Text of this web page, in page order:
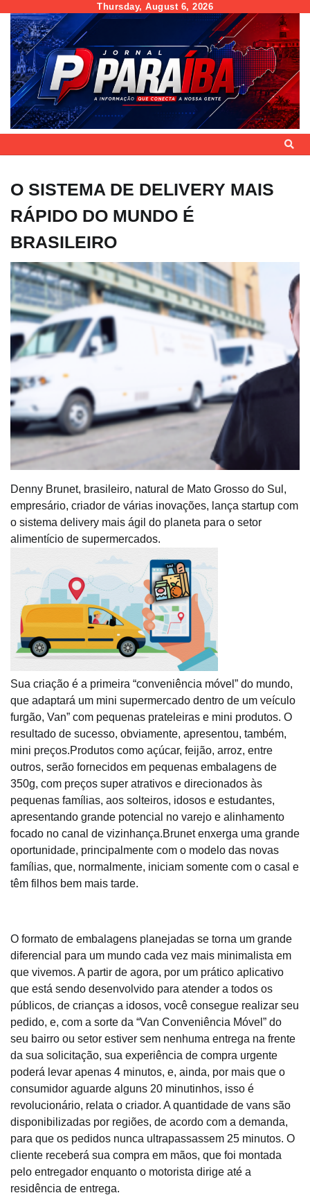
content
Thursday, August 6, 2026
O SISTEMA DE DELIVERY MAIS
RÁPIDO DO MUNDO É
BRASILEIRO
Denny Brunet, brasileiro, natural de Mato Grosso do Sul,
empresário, criador de várias inovações, lança startup com
o sistema delivery mais ágil do planeta para o setor
alimentício de supermercados.
Sua criação é a primeira “conveniência móvel” do mundo,
que adaptará um mini supermercado dentro de um veículo
furgão, Van” com pequenas prateleiras e mini produtos. O
resultado de sucesso, obviamente, apresentou, também,
mini preços.Produtos como açúcar, feijão, arroz, entre
outros, serão fornecidos em pequenas embalagens de
350g, com preços super atrativos e direcionados às
pequenas famílias, aos solteiros, idosos e estudantes,
apresentando grande potencial no varejo e alinhamento
focado no canal de vizinhança.Brunet enxerga uma grande
oportunidade, principalmente com o modelo das novas
famílias, que, normalmente, iniciam somente com o casal e
têm filhos bem mais tarde.
O formato de embalagens planejadas se torna um grande
diferencial para um mundo cada vez mais minimalista em
que vivemos. A partir de agora, por um prático aplicativo
que está sendo desenvolvido para atender a todos os
públicos, de crianças a idosos, você consegue realizar seu
pedido, e, com a sorte da “Van Conveniência Móvel” do
seu bairro ou setor estiver sem nenhuma entrega na frente
da sua solicitação, sua experiência de compra urgente
poderá levar apenas 4 minutos, e, ainda, por mais que o
consumidor aguarde alguns 20 minutinhos, isso é
revolucionário, relata o criador. A quantidade de vans são
disponibilizadas por regiões, de acordo com a demanda,
para que os pedidos nunca ultrapassassem 25 minutos. O
cliente receberá sua compra em mãos, que foi montada
pelo entregador enquanto o motorista dirige até a
residência de entrega.